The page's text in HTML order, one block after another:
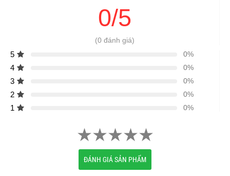
0/5
(0 đánh giá)
5 0%
4 0%
3 0%
2 0%
1 0%
ĐÁNH GIÁ SẢN PHẨM